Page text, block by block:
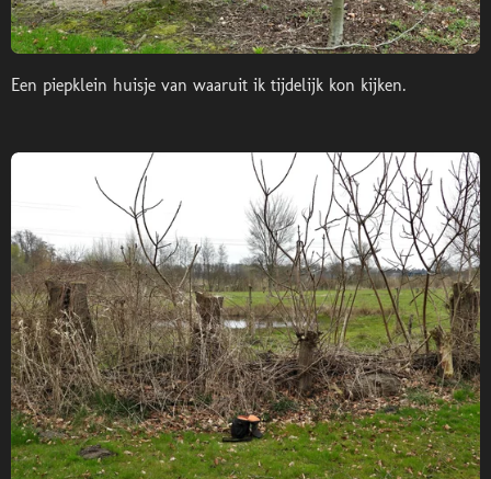
Een piepklein huisje van waaruit ik tijdelijk kon kijken.